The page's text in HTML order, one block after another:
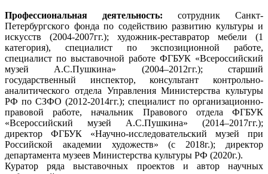
Профессиональная деятельность: сотрудник Санкт-
Петербургского фонда по содействию развитию культуры и
искусств (2004-2007гг.); художник-реставратор мебели (1
категория), специалист по экспозиционной работе,
специалист по выставочной работе ФГБУК «Всероссийский
музей А.С.Пушкина» (2004–2012гг.); старший
государственный инспектор, консультант контрольно-
аналитического отдела Управления Министерства культуры
РФ по СЗФО (2012-2014гг.); специалист по организационно-
правовой работе, начальник Правового отдела ФГБУК
«Всероссийский музей А.С.Пушкина» (2014–2017гг.);
директор ФГБУК «Научно-исследовательский музей при
Российской академии художеств» (с 2018г.); директор
департамента музеев Министерства культуры РФ (2020г.).
Куратор ряда выставочных проектов и автор научных